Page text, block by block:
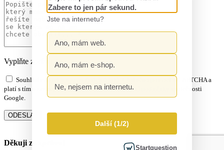
Vyplňte zprávu
Souhlasím s
Chráněno pomocí reCAPTCHA a
platí s tím souvisejícíochrana soukromíasmluvní podmínky
společnosti
Google.
Děkuji za zprávu!